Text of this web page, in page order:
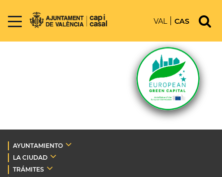
VAL CAS
AYUNTAMIENTO
LA CIUDAD
TRÁMITES